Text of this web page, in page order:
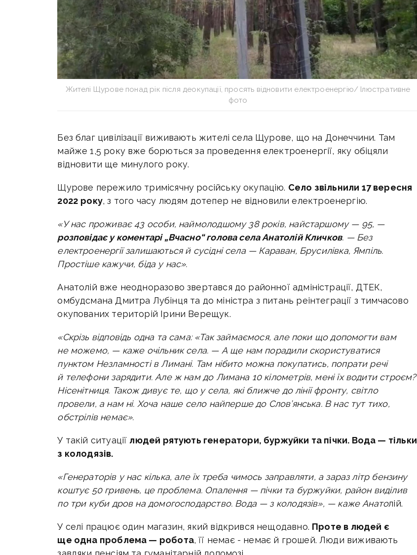
Жителі Щурове понад рік після деокупації, просять відновити електроенергію/ Ілюстративне
фото
Без благ цивілізації виживають жителі села Щурове, що на Донеччини. Там
майже 1,5 року вже борються за проведення електроенергії, яку обіцяли
відновити ще минулого року.
Щурове пережило тримісячну російську окупацію. Село звільнили 17 вересня
2022 року, з того часу людям дотепер не відновили електроенергію.
«У нас проживає 43 особи, наймолодшому 38 років, найстаршому — 95, —
розповідає у коментарі „Вчасно“ голова села Анатолій Кличков. — Без
електроенергії залишаються й сусідні села — Караван, Брусилівка, Ямпіль.
Простіше кажучи, біда у нас».
Анатолій вже неодноразово звертався до районної адміністрації, ДТЕК,
омбудсмана Дмитра Лубінця та до міністра з питань реінтеграції з тимчасово
окупованих територій Ірини Верещук.
«Скрізь відповідь одна та сама: «Так займаємося, але поки що допомогти вам
не можемо, — каже очільник села. — А ще нам порадилискористуватися
пунктом Незламності в Лимані. Там нібито можна покупатись, попрати речі
й телефони зарядити. Але ж нам до Лимана 10 кілометрів, мені їх водити строєм?
Нісенітниця. Також дивує те, що у села, які ближче до лінії фронту, світло
провели, а нам ні. Хоча наше село найперше до Слов’янська. В нас тут тихо,
обстрілів немає».
У такій ситуації людей рятують генератори, буржуйки та пічки. Вода — тільки
з колодязів.
«Генераторів у нас кілька, але їх треба чимось заправляти, а зараз літр бензину
коштує 50 гривень, це проблема. Опалення — пічки та буржуйки, район виділив
по три куби дров на домогосподарство. Вода — з колодязів», — каже Анатолій.
У селі працює один магазин, який відкрився нещодавно. Проте в людей є
ще одна проблема — робота, її немає - немає й грошей. Люди виживають